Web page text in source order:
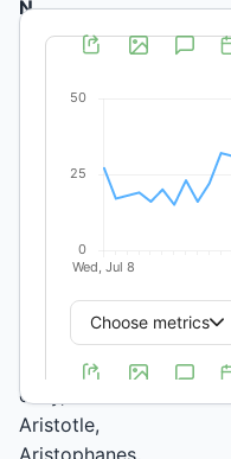
N.
Fernández
Universidad
https://orcid.org/0000-
Keywords:
indignation,
envy,
Aristotle,